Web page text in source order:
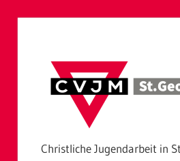
springen
Christliche Jugendarbeit in